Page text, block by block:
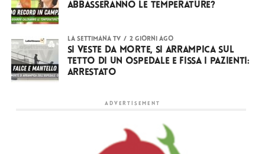
abbasseranno le temperature?
LA SETTIMANA TV 2 giorni ago
Si veste da Morte, si arrampica sul
tetto di un ospedale e fissa i pazienti:
arrestato
ADVERTISEMENT